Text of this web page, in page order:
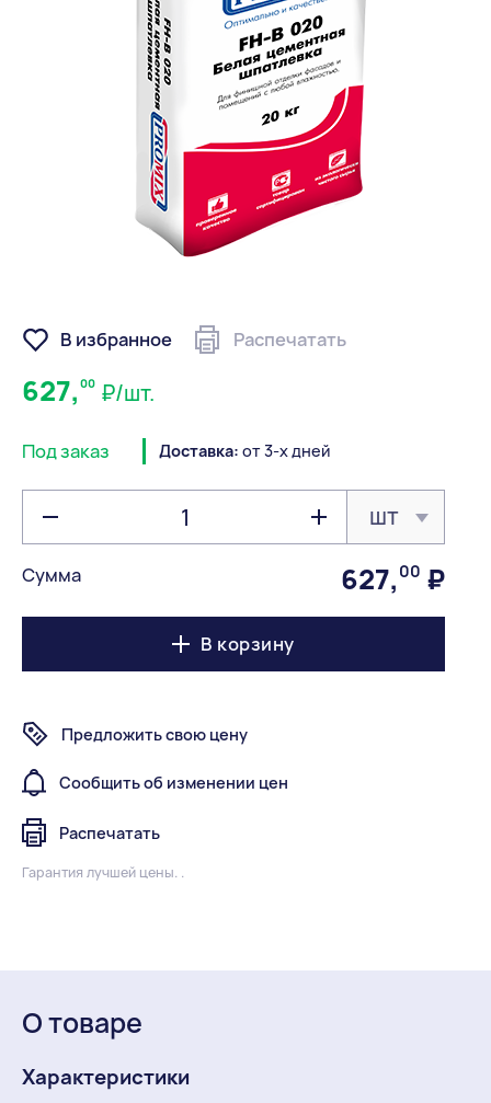
В избранное Распечатать
627, 00 ₽/шт.
Под заказ Доставка: от 3-х дней
шт
Сумма 627, 00 ₽
В корзину
Предложить свою цену
Сообщить об изменении цен
Распечатать
Гарантия лучшей цены. .
О товаре
Характеристики